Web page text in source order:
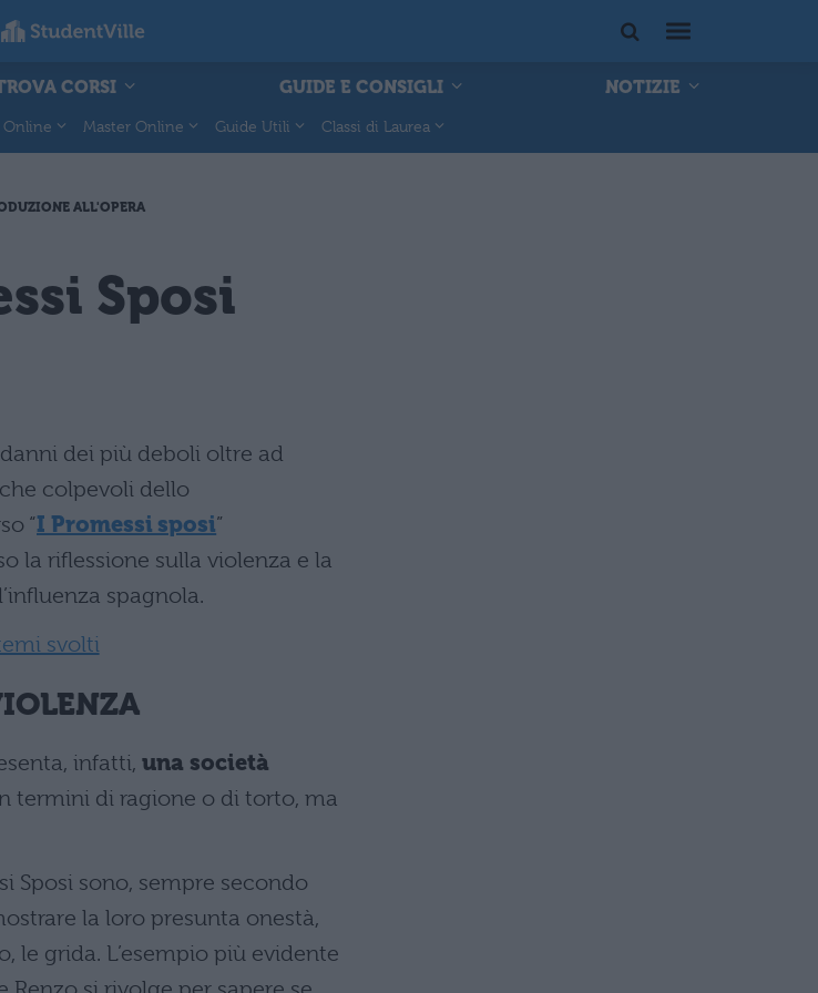
CORSI GUIDE E CONSIGLI
NOTIZIE
Online Master Online Guide Utili Classi di Laurea
ALL'OPERA
Sposi
dei più deboli oltre ad
colpevoli dello
“I Promessi sposi”
la riflessione sulla violenza e la
spagnola.
svolti
infatti, una società
termini di ragione o di torto, ma
Sposi sono, sempre secondo
la loro presunta onestà,
grida. L’esempio più evidente